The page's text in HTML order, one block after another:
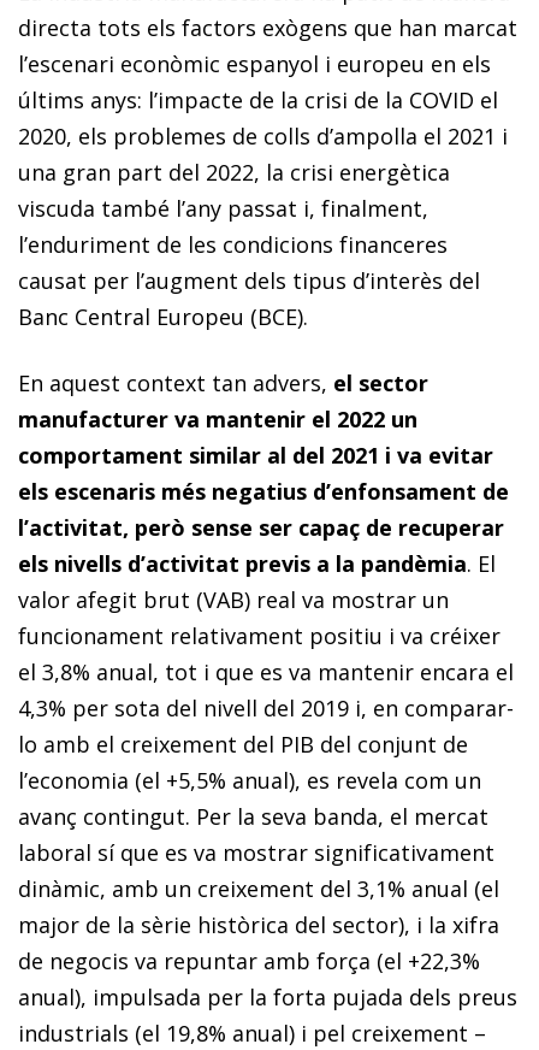
directa tots els factors exògens que han marcat
l’escenari econòmic espanyol i europeu en els
últims anys: l’impacte de la crisi de la COVID el
2020, els problemes de colls d’ampolla el 2021 i
una gran part del 2022, la crisi energètica
viscuda també l’any passat i, finalment,
l’enduriment de les condicions financeres
causat per l’augment dels tipus d’interès del
Banc Central Europeu (BCE).
En aquest context tan advers, el sector
manufacturer va mantenir el 2022 un
comportament similar al del 2021 i va evitar
els escenaris més negatius d’enfonsament de
l’activitat, però sense ser capaç de recuperar
els nivells d’activitat previs a la pandèmia. El
valor afegit brut (VAB) real va mostrar un
funcionament relativament positiu i va créixer
el 3,8% anual, tot i que es va mantenir encara el
4,3% per sota del nivell del 2019 i, en comparar-
lo amb el creixement del PIB del conjunt de
l’economia (el +5,5% anual), es revela com un
avanç contingut. Per la seva banda, el mercat
laboral sí que es va mostrar significativament
dinàmic, amb un creixement del 3,1% anual (el
major de la sèrie històrica del sector), i la xifra
de negocis va repuntar amb força (el +22,3%
anual), impulsada per la forta pujada dels preus
industrials (el 19,8% anual) i pel creixement –